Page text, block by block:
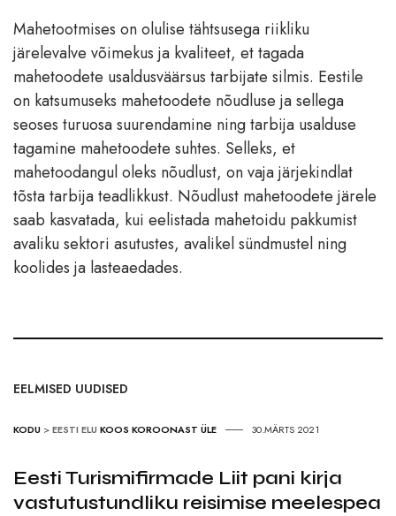
Mahetootmises on olulise tähtsusega riikliku
järelevalve võimekus ja kvaliteet, et tagada
mahetoodete usaldusväärsus tarbijate silmis. Eestile
on katsumuseks mahetoodete nõudluse ja sellega
seoses turuosa suurendamine ning tarbija usalduse
tagamine mahetoodete suhtes. Selleks, et
mahetoodangul oleks nõudlust, on vaja järjekindlat
tõsta tarbija teadlikkust. Nõudlust mahetoodete järele
saab kasvatada, kui eelistada mahetoidu pakkumist
avaliku sektori asutustes, avalikel sündmustel ning
koolides ja lasteaedades.
EELMISED UUDISED
KODU >EESTI ELU KOOS KOROONAST ÜLE 30.MÄRTS 2021
Eesti Turismifirmade Liit pani kirja
vastutustundliku reisimise meelespea